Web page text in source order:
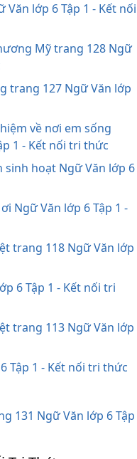
Văn lớp 6 Tập 1 - Kết nối
Mỹ trang 128 Ngữ
trang 127 Ngữ Văn lớp
về nơi em sống
1 - Kết nối tri thức
sinh hoạt Ngữ Văn lớp 6
Ngữ Văn lớp 6 Tập 1 -
trang 118 Ngữ Văn lớp
6 Tập 1 - Kết nối tri
trang 113 Ngữ Văn lớp
Tập 1 - Kết nối tri thức
131 Ngữ Văn lớp 6 Tập